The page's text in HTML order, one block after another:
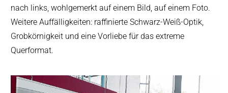
nach links, wohlgemerkt auf einem Bild, auf einem Foto.
Weitere Auffälligkeiten: raffinierte Schwarz-Weiß-Optik,
Grobkörnigkeit und eine Vorliebe für das extreme
Querformat.